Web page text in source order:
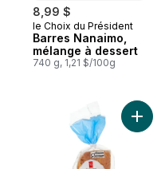
8,99 $
Préparé au Canada
le Choix du Président
Barres Nanaimo,
mélange à dessert
740 g, 1,21 $/100g